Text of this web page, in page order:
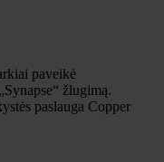
paveikė
žlugimą.
paslauga Copper